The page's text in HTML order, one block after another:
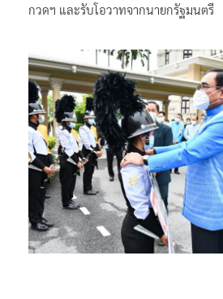
กวดฯ และรับโอวาทจากนายกรัฐมนตรี